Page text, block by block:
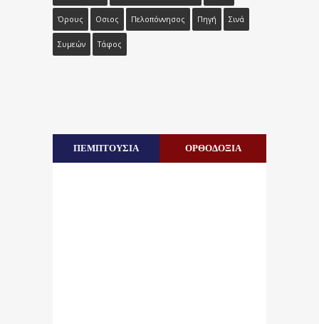
Όρους Οσιος Πελοπόννησος Πηγή Σινά
Συμεών Τάφος
ΠΕΜΠΤΟΥΣΙΑ ΟΡΘΟΔΟΞΙΑ